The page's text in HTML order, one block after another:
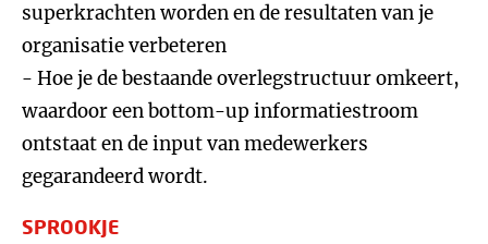
superkrachten worden en de resultaten van je
organisatie verbeteren
- Hoe je de bestaande overlegstructuur omkeert,
waardoor een bottom-up informatiestroom
ontstaat en de input van medewerkers
gegarandeerd wordt.
SPROOKJE